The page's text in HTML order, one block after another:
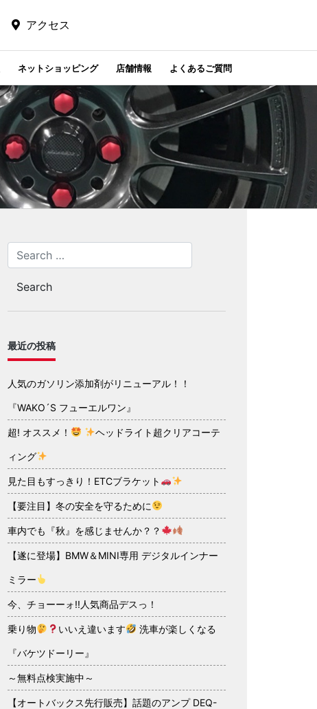
アクセス
ネットショッピング 店舗情報 よくあるご質問
最近の投稿
人気のガソリン添加剤がリニューアル！！
『WAKO´S フューエルワン』
超! オススメ！ ヘッドライト超クリアコーテ
ィング
見た目もすっきり！ETCブラケット
【要注目】冬の安全を守るために
車内でも『秋』を感じませんか？？
【遂に登場】BMW＆MINI専用 デジタルインナー
ミラー
今、チョーーォ!!人気商品デスっ！
乗り物 いいえ違います 洗車が楽しくなる
『バケツドーリー』
～無料点検実施中～
【オートバックス先行販売】話題のアンプ DEQ-